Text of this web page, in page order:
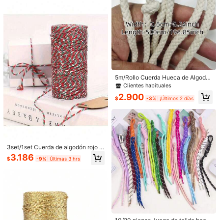
navideños
Útil (0)
l***4 Tipo de Estilo: multicolor / Cantidad: Bolsa de almacenamiento - 1 unidad
No pareceennadaala cuerdadeyutequé pedí,ahorame
devolveráneldinero,como siempreustedesnuncapierden.
Útil (0)
e***n
🫰🏽🫰🏽🫰🏽🫰🏽🫰🏽🫰🏽🫰🏽🫰🏽🫰🏽🫰🏽🫰🏽🫰🏽🫰🏽🫰🏽🫰
🏽🫰🏽🫰🏽🫰🏽🫰🏽🫰🏽🫰🏽🫰🏽🫰🏽🫰🏽🫰🏽🫰🏽🫰🏽🫰🏽🫰
🏽🫰🏽🫰🏽🫰🏽🫰🏽🫰🏽🫰🏽🫰🏽🫰🏽🫰🏽🫰🏽🫰🏽🫰🏽🫰🏽🫰
🏽🫰🏽🫰🏽🫰🏽🫰🏽🫰🏽🫰🏽🫰🏽🫰🏽🫰🏽🫰🏽🫰🏽🫰🏽🫰🏽🫰
🏽🫰🏽🫰🏽🫰🏽🫰🏽🫰🏽🫰🏽🫰🏽🫰🏽🫰🏽🫰🏽
Útil(0)
Tipo de Estilo: multicolor / Cantidad: Color original - 25 metros
Útil (0)
4,76 2.1K Seguidores
3set/1set Cuerda de algodón rojo &
blanco DIY Cuerda de algodón hec
ha a mano DIY Artesanía Hilo de al
etiquetas de regalo, Cinta para fijar
etiquetas, Cinta para colgar árbol d
e Navidad, Decoración de mesa de
fiesta festiva Decoración del hogar
$3.186 -9% Últimas 3 hrs
5m/Rollo Cuerda Hueca de Algodó
n de 6mm, Adecuada para Cordón
de Cintura de Pantalones, Asa de B
olso Bandolera Pequeño, Diversas
rista
Clientes habituales
Solo quedan 6
Clientes habituales
Solo quedan 6
Clientes habituales
Solo quedan 6
Clientes habituales
Solo quedan 6
$2.900 -3% ¡Últimos 2 días